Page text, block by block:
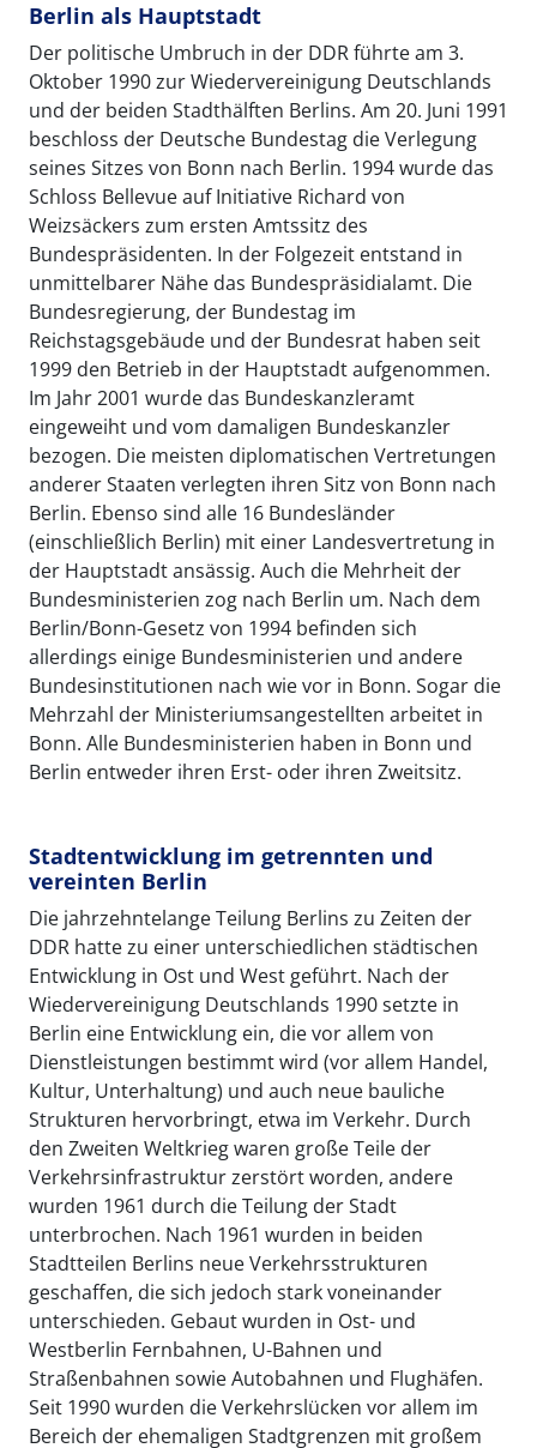
Berlin als Hauptstadt
Der politische Umbruch in der DDR führte am 3.
Oktober 1990 zur Wiedervereinigung Deutschlands
und der beiden Stadthälften Berlins. Am 20. Juni 1991
beschloss der Deutsche Bundestag die Verlegung
seines Sitzes von Bonn nach Berlin. 1994 wurde das
Schloss Bellevue auf Initiative Richard von
Weizsäckers zum ersten Amtssitz des
Bundespräsidenten. In der Folgezeit entstand in
unmittelbarer Nähe das Bundespräsidialamt. Die
Bundesregierung, der Bundestag im
Reichstagsgebäude und der Bundesrat haben seit
1999 den Betrieb in der Hauptstadt aufgenommen.
Im Jahr 2001 wurde das Bundeskanzleramt
eingeweiht und vom damaligen Bundeskanzler
bezogen. Die meisten diplomatischen Vertretungen
anderer Staaten verlegten ihren Sitz von Bonn nach
Berlin. Ebenso sind alle 16 Bundesländer
(einschließlich Berlin) mit einer Landesvertretung in
der Hauptstadt ansässig. Auch die Mehrheit der
Bundesministerien zog nach Berlin um. Nach dem
Berlin/Bonn-Gesetz von 1994 befinden sich
allerdings einige Bundesministerien und andere
Bundesinstitutionen nach wie vor in Bonn. Sogar die
Mehrzahl der Ministeriumsangestellten arbeitet in
Bonn. Alle Bundesministerien haben in Bonn und
Berlin entweder ihren Erst- oder ihren Zweitsitz.
Stadtentwicklung im getrennten und
vereinten Berlin
Die jahrzehntelange Teilung Berlins zu Zeiten der
DDR hatte zu einer unterschiedlichen städtischen
Entwicklung in Ost und West geführt. Nach der
Wiedervereinigung Deutschlands 1990 setzte in
Berlin eine Entwicklung ein, die vor allem von
Dienstleistungen bestimmt wird (vor allem Handel,
Kultur, Unterhaltung) und auch neue bauliche
Strukturen hervorbringt, etwa im Verkehr. Durch
den Zweiten Weltkrieg waren große Teile der
Verkehrsinfrastruktur zerstört worden, andere
wurden 1961 durch die Teilung der Stadt
unterbrochen. Nach 1961 wurden in beiden
Stadtteilen Berlins neue Verkehrsstrukturen
geschaffen, die sich jedoch stark voneinander
unterschieden. Gebaut wurden in Ost- und
Westberlin Fernbahnen, U-Bahnen und
Straßenbahnen sowie Autobahnen und Flughäfen.
Seit 1990 wurden die Verkehrslücken vor allem im
Bereich der ehemaligen Stadtgrenzen mit großem